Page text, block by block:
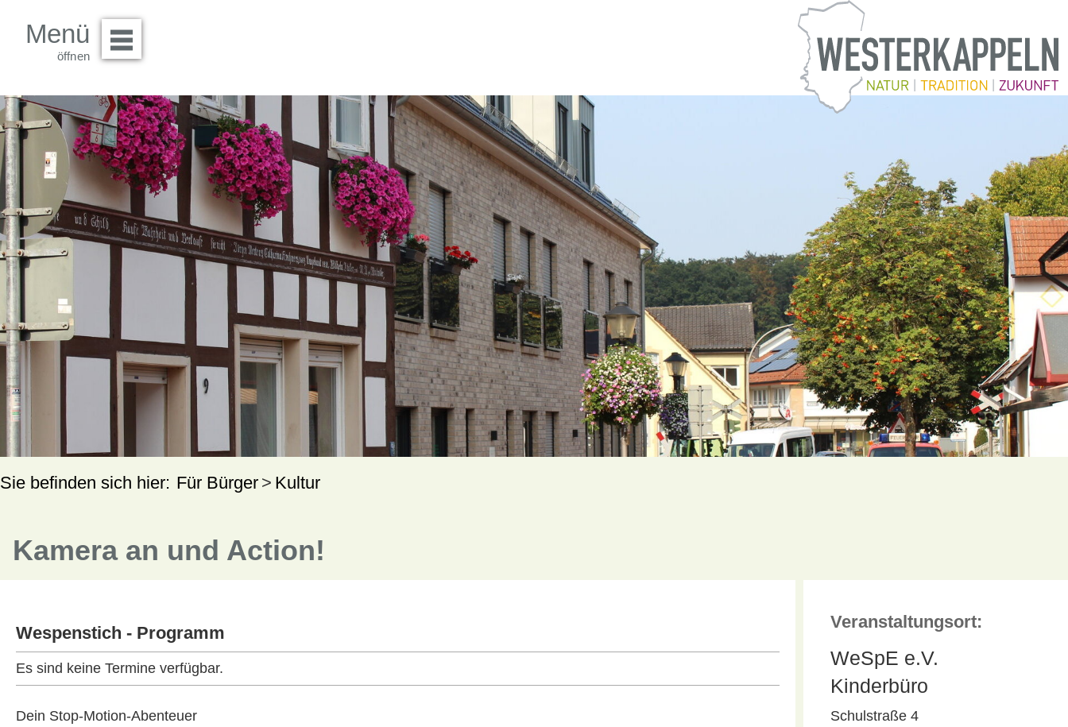
Menü
Für Bürger Kultur
Kamera an und Action!
Wespenstich - Programm
Es sind keine Termine verfügbar.
Dein Stop-Motion-Abenteuer
Veranstaltungsort:
WeSpE e.V.
Kinderbüro
Schulstraße 4